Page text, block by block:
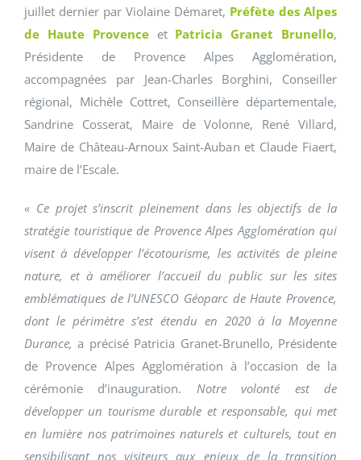
juillet dernier par Violaine Démaret, Préfète des Alpes
de Haute Provenceet Patricia Granet Brunello,
Présidente de Provence Alpes Agglomération,
accompagnées par Jean-Charles Borghini, Conseiller
régional, Michèle Cottret, Conseillère départementale,
Sandrine Cosserat, Maire de Volonne, René Villard,
Maire de Château-Arnoux Saint-Auban et Claude Fiaert,
maire de l’Escale.
« Ce projet s’inscrit pleinement dans les objectifs de la
stratégie touristique de Provence Alpes Agglomération qui
visent à développer l’écotourisme, les activités de pleine
nature, et à améliorer l’accueil du public sur les sites
emblématiques de l’UNESCO Géoparc de Haute Provence,
dont le périmètre s’est étendu en 2020 à la Moyenne
Durance,a précisé Patricia Granet-Brunello, Présidente
de Provence Alpes Agglomération à l’occasion de la
cérémonie d’inauguration. Notre volonté est de
développer un tourisme durable et responsable, qui met
en lumière nos patrimoines naturels et culturels, tout en
sensibilisant nos visiteurs aux enjeux de la transition